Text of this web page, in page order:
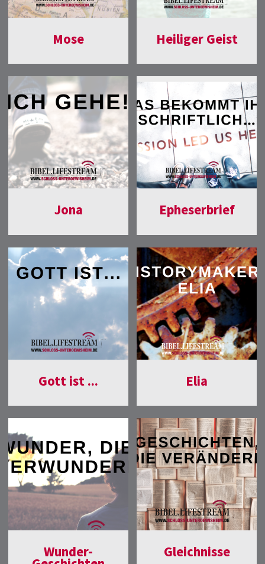
Mose Heiliger Geist
Jona Epheserbrief
Gott ist ... Elia
Wunder- Gleichnisse